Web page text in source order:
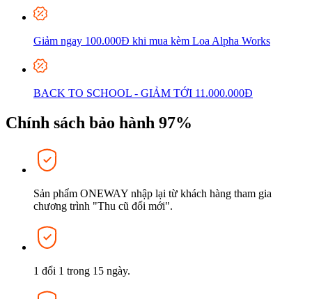
Giảm ngay 100.000Đ khi mua kèm Loa Alpha Works
BACK TO SCHOOL - GIẢM TỚI 11.000.000Đ
Chính sách bảo hành 97%
Sản phẩm ONEWAY nhập lại từ khách hàng tham gia
chương trình "Thu cũ đổi mới".
1 đổi 1 trong 15 ngày.